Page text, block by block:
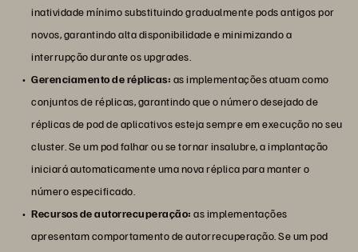
inatividade mínimo substituindo gradualmente pods antigos por
novos, garantindo alta disponibilidade e minimizando a
interrupção durante os upgrades.
Gerenciamento de réplicas: as implementações atuam como
conjuntos de réplicas, garantindo que o número desejado de
réplicas de pod de aplicativos esteja sempre em execução no seu
cluster. Se um pod falhar ou se tornar insalubre, a implantação
iniciará automaticamente uma nova réplica para manter o
número especificado.
Recursos de autorrecuperação: as implementações
apresentam comportamento de autorrecuperação. Se um pod